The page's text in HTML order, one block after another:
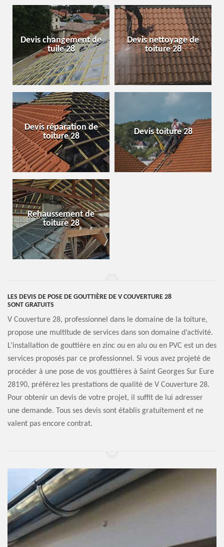
Devis changement de
tuile 28
Devis nettoyage de
toiture 28
Devis réparation de
toiture 28
Devis toiture 28
Rehaussement de
toiture 28
LES DEVIS DE POSE DE GOUTTIÈRE DE V COUVERTURE 28
SONT GRATUITS
V Couverture 28, professionnel dans le domaine de la toiture,
propose une multitude de services dans son domaine d’activité.
L’installation de gouttière en zinc ou en alu ou en PVC est un des
services proposés par ce professionnel. Si vous avez projeté de
procéder à une pose de vos gouttières à Saint Georges Sur Eure
28190, préférez les prestations de qualité de V Couverture 28.
Pour obtenir un devis de votre projet, il suffit de lui adresser
une demande. Tous ses devis sont établis gratuitement et ne
valent pas encore contrat.